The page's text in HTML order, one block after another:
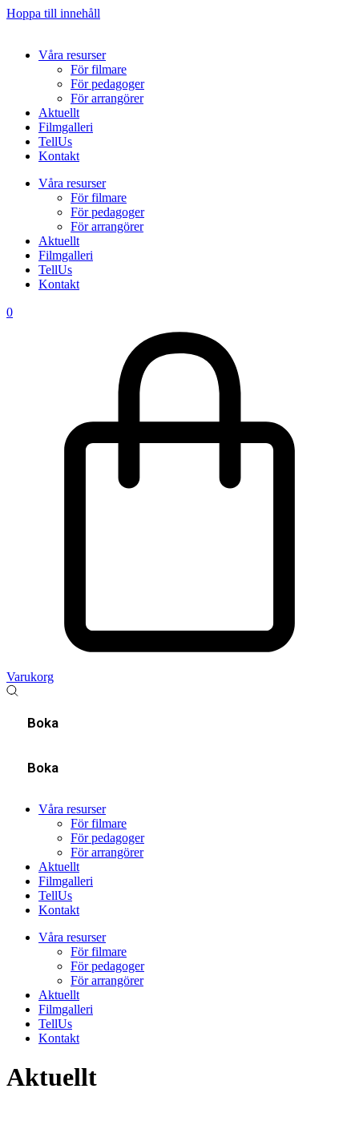
Hoppa till innehåll
Våra resurser
För filmare
För pedagoger
För arrangörer
Aktuellt
Filmgalleri
TellUs
Kontakt
Våra resurser
För filmare
För pedagoger
För arrangörer
Aktuellt
Filmgalleri
TellUs
Kontakt
0
Varukorg
Boka
Boka
Våra resurser
För filmare
För pedagoger
För arrangörer
Aktuellt
Filmgalleri
TellUs
Kontakt
Våra resurser
För filmare
För pedagoger
För arrangörer
Aktuellt
Filmgalleri
TellUs
Kontakt
Aktuellt